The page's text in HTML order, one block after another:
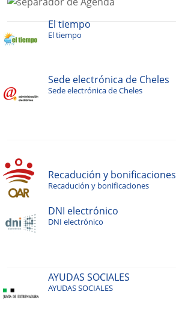
El tiempo
El tiempo
Sede electrónica de Cheles
Sede electrónica de Cheles
Recadución y bonificaciones
Recadución y bonificaciones
DNI electrónico
DNI electrónico
AYUDAS SOCIALES
AYUDAS SOCIALES